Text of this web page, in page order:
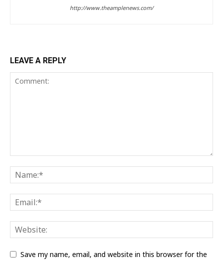
http://www.theamplenews.com/
LEAVE A REPLY
Save my name, email, and website in this browser for the